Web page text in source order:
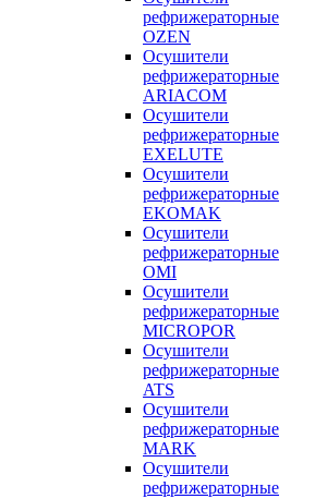
рефрижераторные
OZEN
Осушители
рефрижераторные
ARIACOM
Осушители
рефрижераторные
EXELUTE
Осушители
рефрижераторные
EKOMAK
Осушители
рефрижераторные
OMI
Осушители
рефрижераторные
MICROPOR
Осушители
рефрижераторные
ATS
Осушители
рефрижераторные
MARK
Осушители
рефрижераторные